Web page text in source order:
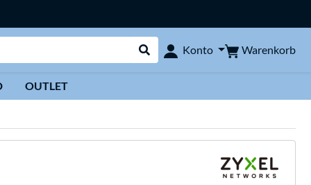
Suche durchführen
Konto Warenkorb
OUTLET